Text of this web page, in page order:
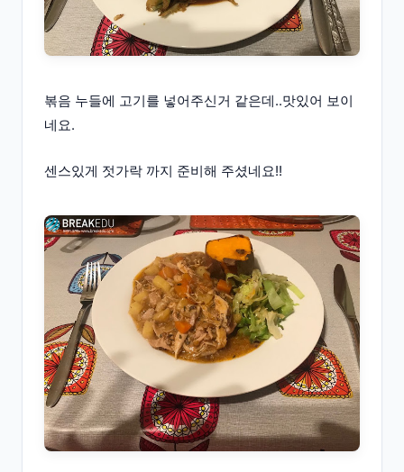
볶음 누들에 고기를 넣어주신거 같은데..맛있어 보이
네요.
센스있게 젓가락 까지 준비해 주셨네요!!